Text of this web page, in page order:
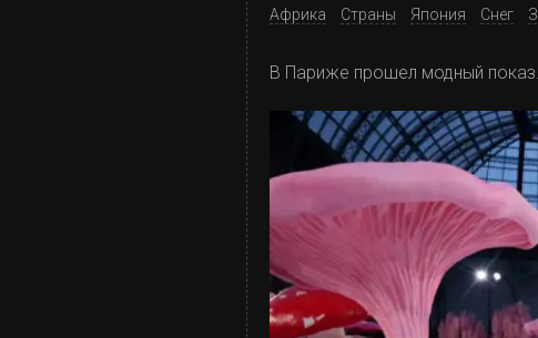
Африка
Страны Япония Снег
В Париже прошел модный показ.